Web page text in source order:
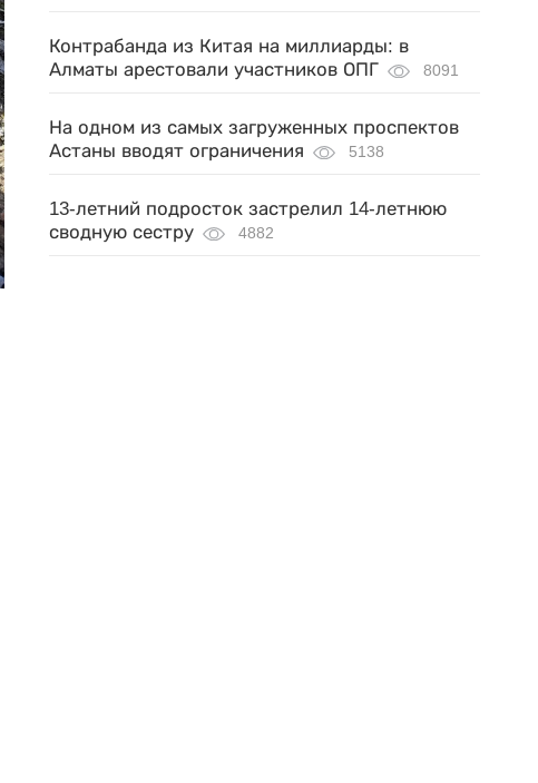
Контрабанда из Китая на миллиарды: в
Алматы арестовали участников ОПГ
8091
На одном из самых загруженных проспектов
Астаны вводят ограничения
5138
13-летний подросток застрелил 14-летнюю
сводную сестру
4882